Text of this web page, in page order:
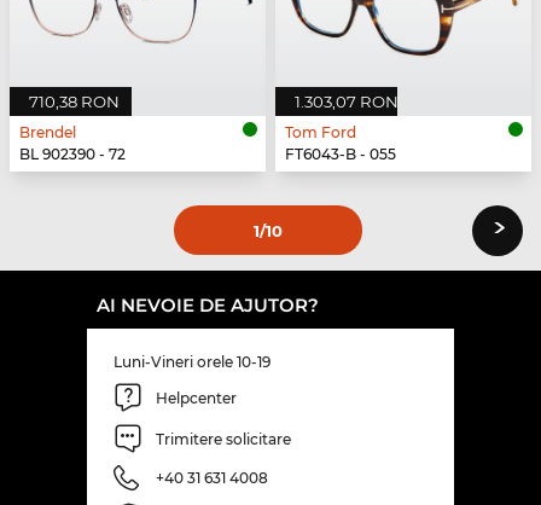
710,38 RON
Brendel
BL 902390 - 72
1.303,07 RON
Tom Ford
FT6043-B - 055
1/10 ›
AI NEVOIE DE AJUTOR?
Luni-Vineri orele 10-19
Helpcenter
Trimitere solicitare
+40 31 631 4008